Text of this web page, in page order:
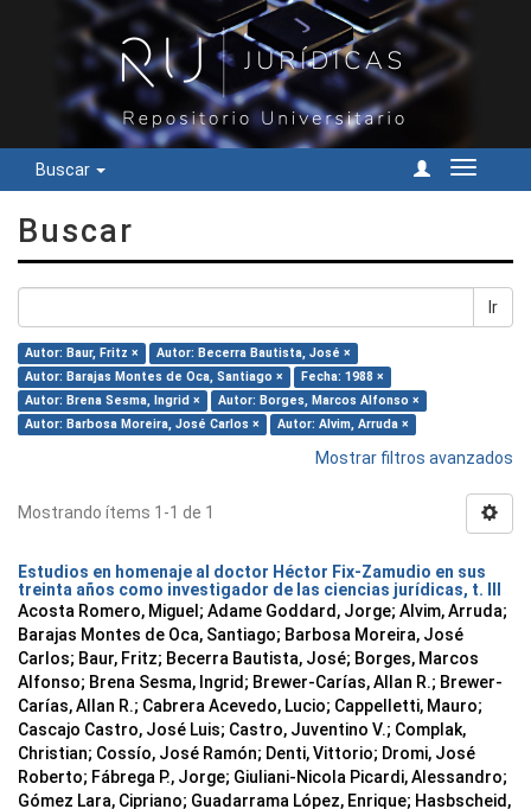
Buscar
Cambiar
Buscar
Ir
Autor: Baur, Fritz ×
Autor: Becerra Bautista, José ×
Autor: Barajas Montes de Oca, Santiago ×
Fecha: 1988 ×
Autor: Brena Sesma, Ingrid ×
Autor: Borges, Marcos Alfonso ×
Autor: Barbosa Moreira, José Carlos ×
Autor: Alvim, Arruda ×
Mostrar filtros avanzados
Mostrando ítems 1-1 de 1
Estudios en homenaje al doctor Héctor Fix-Zamudio en sus
treinta años como investigador de las ciencias jurídicas, t. III
Acosta Romero, Miguel; Adame Goddard, Jorge; Alvim, Arruda;
Barajas Montes de Oca, Santiago; Barbosa Moreira, José
Carlos; Baur, Fritz; Becerra Bautista, José; Borges, Marcos
Alfonso; Brena Sesma, Ingrid; Brewer-Carías, Allan R.; Brewer-
Carías, Allan R.; Cabrera Acevedo, Lucio; Cappelletti, Mauro;
Cascajo Castro, José Luis; Castro, Juventino V.; Complak,
Christian; Cossío, José Ramón; Denti, Vittorio; Dromi, José
Roberto; Fábrega P., Jorge; Giuliani-Nicola Picardi, Alessandro;
Gómez Lara, Cipriano; Guadarrama López, Enrique; Hasbscheid,